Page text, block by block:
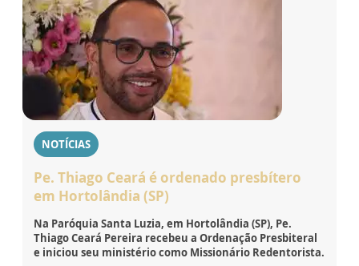
NOTÍCIAS
Pe. Thiago Ceará é ordenado presbítero
em Hortolândia (SP)
Na Paróquia Santa Luzia, em Hortolândia (SP), Pe.
Thiago Ceará Pereira recebeu a Ordenação Presbiteral
e iniciou seu ministério como Missionário Redentorista.